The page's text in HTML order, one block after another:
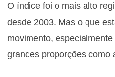
O índice foi o mais alto
desde 2003. Mas o que
movimento,
grandes proporções como